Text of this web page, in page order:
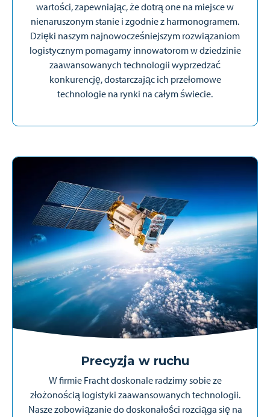
wartości, zapewniając, że dotrą one na miejsce w
nienaruszonym stanie i zgodnie z harmonogramem.
Dzięki naszym najnowocześniejszym rozwiązaniom
logistycznym pomagamy innowatorom w dziedzinie
zaawansowanych technologii wyprzedzać
konkurencję, dostarczając ich przełomowe
technologie na rynki na całym świecie.
Precyzja w ruchu
W firmie Fracht doskonale radzimy sobie ze
złożonością logistyki zaawansowanych technologii.
Nasze zobowiązanie do doskonałości rozciąga się na